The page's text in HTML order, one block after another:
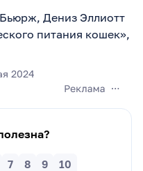
Дениз Эллиотт
питания кошек»,
2024
10
9
8
7